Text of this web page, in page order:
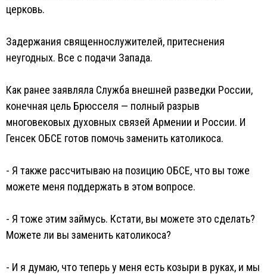
церковь.
Задержания священнослужителей, притеснения
неугодных. Все с подачи Запада.
Как ранее заявляла Служба внешней разведки России,
конечная цель Брюсселя — полный разрыв
многовековых духовных связей Армении и России. И
Генсек ОБСЕ готов помочь заменить католикоса.
- Я также рассчитываю на позицию ОБСЕ, что вы тоже
можете меня поддержать в этом вопросе.
- Я тоже этим займусь. Кстати, вы можете это сделать?
Можете ли вы заменить католикоса?
- И я думаю, что теперь у меня есть козыри в руках, и мы